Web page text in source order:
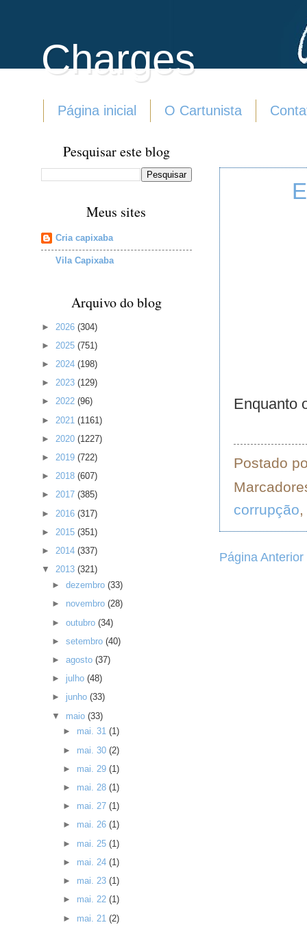
Charges
Página inicial O Cartunista
Enquanto
Postado
corrupção,
Página Anterior
Pesquisar este blog
Meus sites
Cria capixaba
Vila Capixaba
Arquivo do blog
► 2026 (304)
► 2025 (751)
► 2024 (198)
► 2023 (129)
► 2022 (96)
► 2021 (1161)
► 2020 (1227)
► 2019 (722)
► 2018 (607)
► 2017 (385)
► 2016 (317)
► 2015 (351)
► 2014 (337)
▼ 2013 (321)
►dezembro(33)
► novembro(28)
►outubro(34)
►setembro(40)
►agosto(37)
► julho(48)
► junho(33)
▼ maio(33)
► mai. 31 (1)
► mai. 30 (2)
► mai. 29 (1)
► mai. 28 (1)
► mai. 27 (1)
► mai. 26 (1)
► mai. 25 (1)
► mai. 24 (1)
► mai. 23 (1)
► mai. 22 (1)
► mai. 21 (2)